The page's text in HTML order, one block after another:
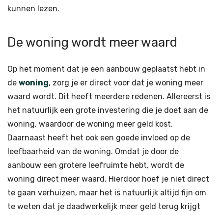
kunnen lezen.
De woning wordt meer waard
Op het moment dat je een aanbouw geplaatst hebt in
de woning, zorg je er direct voor dat je woning meer
waard wordt. Dit heeft meerdere redenen. Allereerst is
het natuurlijk een grote investering die je doet aan de
woning, waardoor de woning meer geld kost.
Daarnaast heeft het ook een goede invloed op de
leefbaarheid van de woning. Omdat je door de
aanbouw een grotere leefruimte hebt, wordt de
woning direct meer waard. Hierdoor hoef je niet direct
te gaan verhuizen, maar het is natuurlijk altijd fijn om
te weten dat je daadwerkelijk meer geld terug krijgt